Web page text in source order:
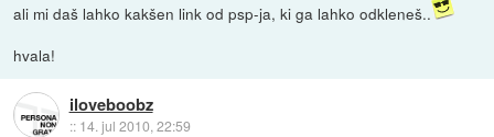
ali mi daš lahko kakšen link od psp-ja, ki ga lahko odkleneš..
hvala!
iloveboobz
:: 14. jul 2010, 22:59